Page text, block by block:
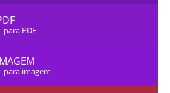
para PDF
para imagem